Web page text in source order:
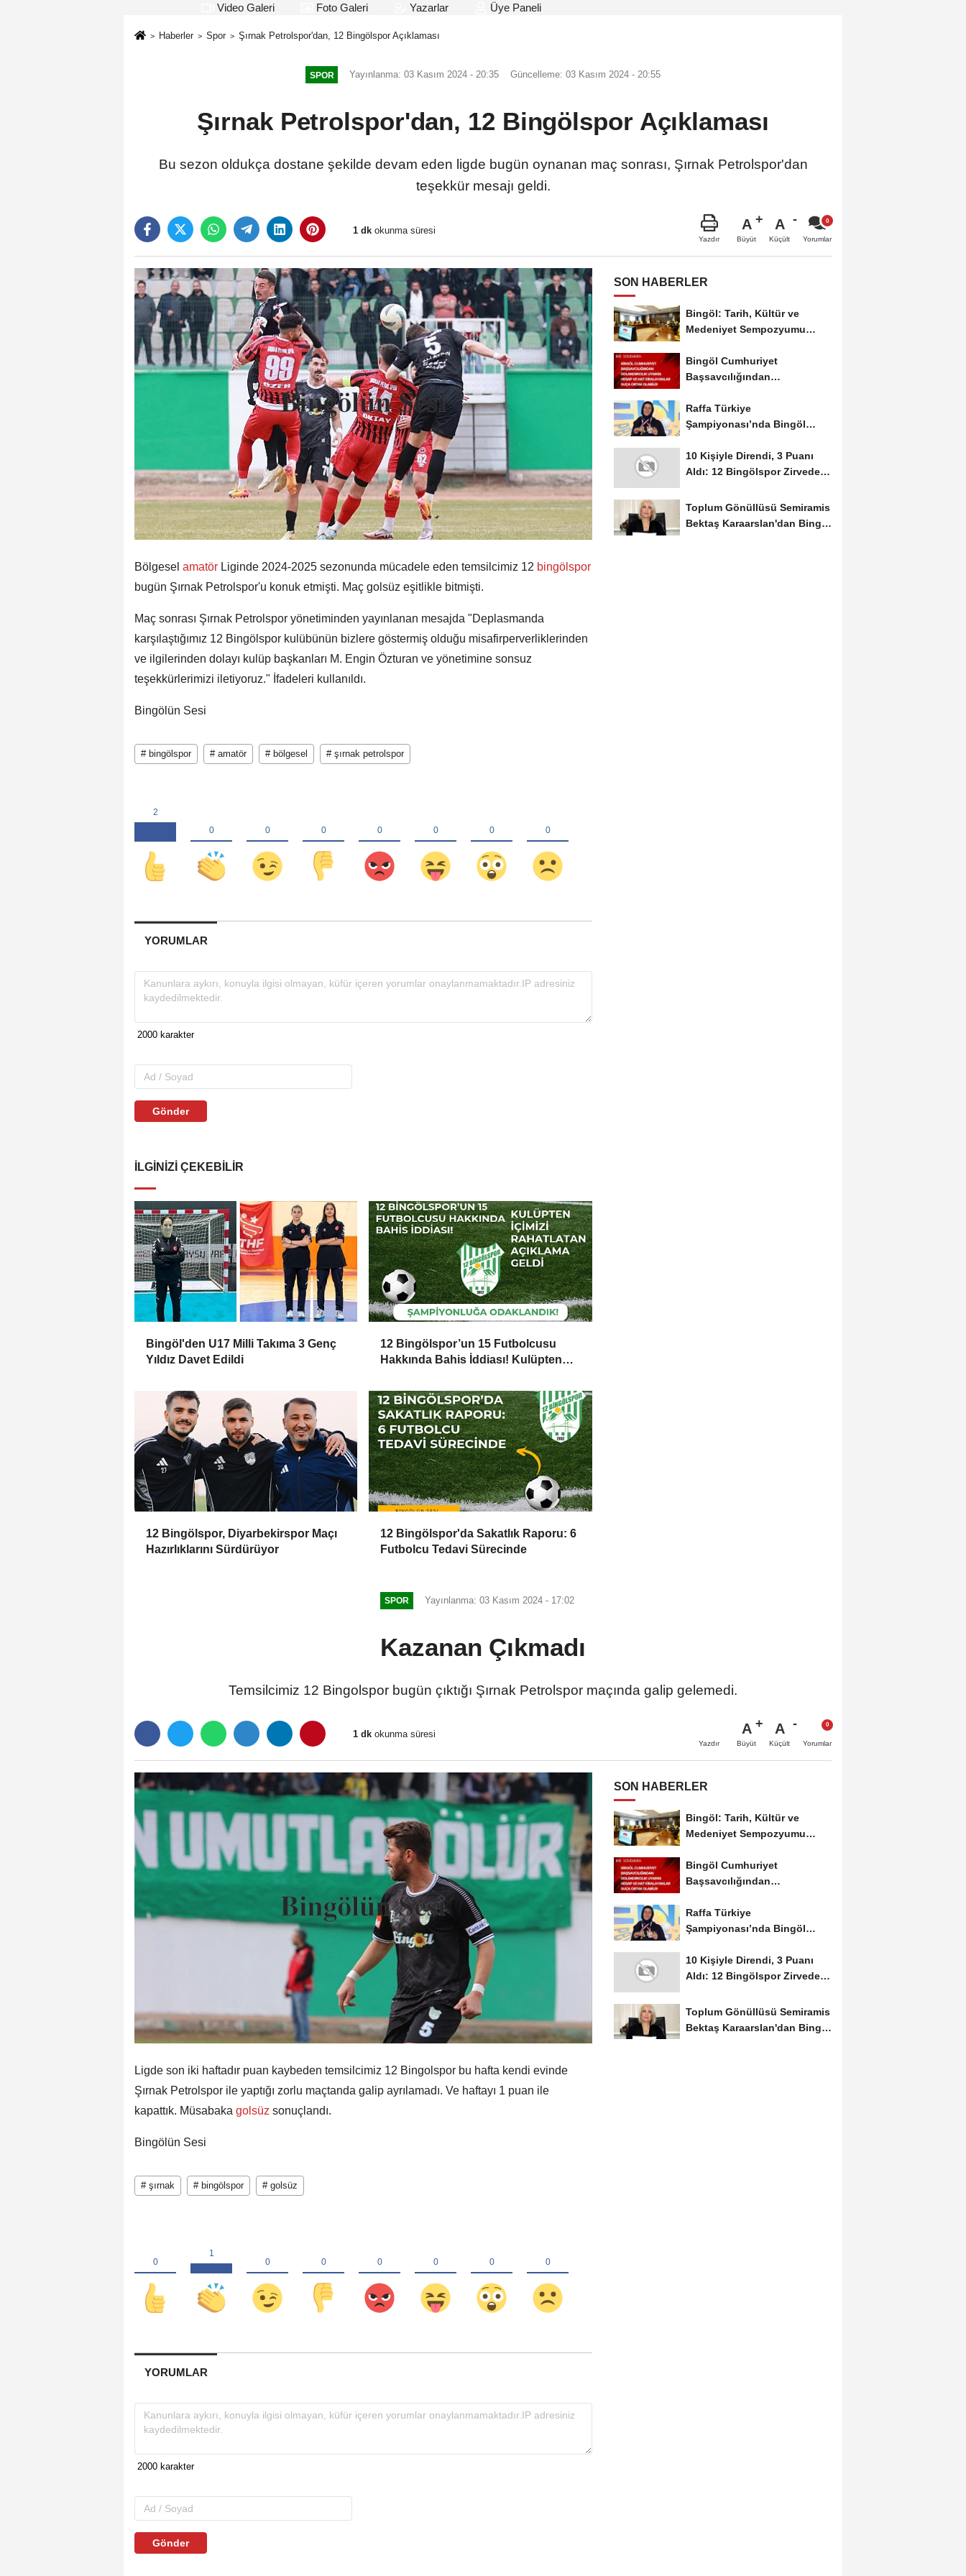
Video Galeri Foto Galeri Yazarlar Üye Paneli
Haberler Spor Şırnak Petrolspor'dan, 12 Bingölspor Açıklaması
SPOR Yayınlanma: 03 Kasım 2024 - 20:35 Güncelleme: 03 Kasım 2024 - 20:55
Şırnak Petrolspor'dan, 12 Bingölspor Açıklaması
Bu sezon oldukça dostane şekilde devam eden ligde bugün oynanan maç sonrası, Şırnak Petrolspor'dan
teşekkür mesajı geldi.
1 dk okunma süresi
Yazdır
A
Büyüt
A
Küçült Yorumlar
Bölgesel amatör Liginde 2024-2025 sezonunda mücadele eden temsilcimiz 12 bingölspor
bugün Şırnak Petrolspor'u konuk etmişti. Maç golsüz eşitlikle bitmişti.
Maç sonrası Şırnak Petrolspor yönetiminden yayınlanan mesajda "Deplasmanda
karşılaştığımız 12 Bingölspor kulübünün bizlere göstermiş olduğu misafirperverliklerinden
ve ilgilerinden dolayı kulüp başkanları M. Engin Özturan ve yönetimine sonsuz
teşekkürlerimizi iletiyoruz." İfadeleri kullanıldı.
Bingölün Sesi
# bingölspor # amatör # bölgesel # şırnak petrolspor
YORUMLAR
Gönder
İLGINIZI ÇEKEBILIR
Bingöl'den U17 Milli Takıma 3 Genç
Yıldız Davet Edildi
12 Bingölspor’un 15 Futbolcusu
Hakkında Bahis İddiası! Kulüpten
12 Bingölspor, Diyarbekirspor Maçı
Hazırlıklarını Sürdürüyor
12 Bingölspor'da Sakatlık Raporu: 6
Futbolcu Tedavi Sürecinde
SON HABERLER
Bingöl: Tarih, Kültür ve
Medeniyet Sempozyumu
Bingöl Cumhuriyet
Başsavcılığından
Raffa Türkiye
Şampiyonası’nda Bingöl
10 Kişiyle Direndi, 3 Puanı
Aldı: 12 Bingölspor Zirvedeki
Toplum Gönüllüsü Semiramis
Bektaş Karaarslan'dan Bingöl
SPOR Yayınlanma: 03 Kasım 2024 - 17:02
Kazanan Çıkmadı
Temsilcimiz 12 Bingolspor bugün çıktığı Şırnak Petrolspor maçında galip gelemedi.
1 dk okunma süresi
Yazdır
A
Büyüt
A
Küçült Yorumlar
Ligde son iki haftadır puan kaybeden temsilcimiz 12 Bingolspor bu hafta kendi evinde
Şırnak Petrolspor ile yaptığı zorlu maçtanda galip ayrılamadı. Ve haftayı 1 puan ile
kapattık. Müsabaka golsüz sonuçlandı.
Bingölün Sesi
# şırnak # bingölspor # golsüz
YORUMLAR
Gönder
SON HABERLER
Bingöl: Tarih, Kültür ve
Medeniyet Sempozyumu
Bingöl Cumhuriyet
Başsavcılığından
Raffa Türkiye
Şampiyonası’nda Bingöl
10 Kişiyle Direndi, 3 Puanı
Aldı: 12 Bingölspor Zirvedeki
Toplum Gönüllüsü Semiramis
Bektaş Karaarslan'dan Bingöl